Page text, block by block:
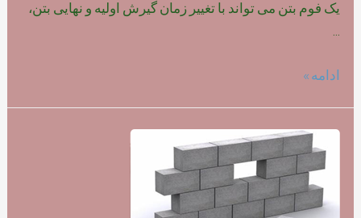
یک فوم بتن می تواند با تغییر زمان گیرش اولیه و نهایی بتن،
تاثیر
روی
مقاومت
بتن
ادامه »